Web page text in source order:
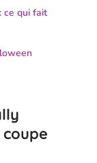
ce qui fait